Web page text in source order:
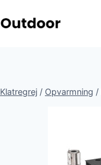
Klatregrej / Opvarmning /